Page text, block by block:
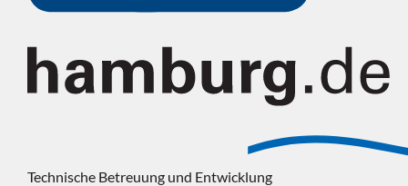
Technische Betreuung und Entwicklung